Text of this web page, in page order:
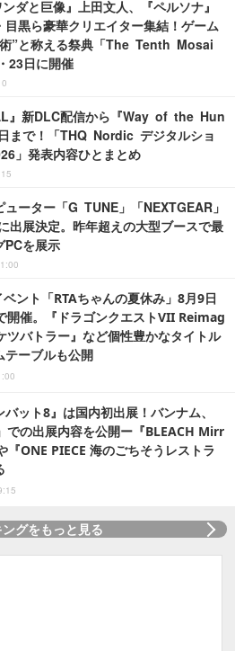
ンダと巨像』上田文人、『ペルソナ』
目黒ら豪華クリエイター集結！ゲーム
”と称える祭典「The Tenth Mosai
23日に開催
』新DLC配信から『Way of the Hun
まで！「THQ Nordic デジタルショ
」発表内容ひとまとめ
ューター「G TUNE」「NEXTGEAR」
出展決定。昨年超えの大型ブースで最
PCを展示
ベント「RTAちゃんの夏休み」8月9日
開催。『ドラゴンクエストVII Reimag
ツバトラー』など個性豊かなタイトル
テーブルも公開
バット8』は国内初出展！バンナム、
での出展内容を公開ー『BLEACH Mirr
ONE PIECE 海のごちそうレストラ
グをもっと見る